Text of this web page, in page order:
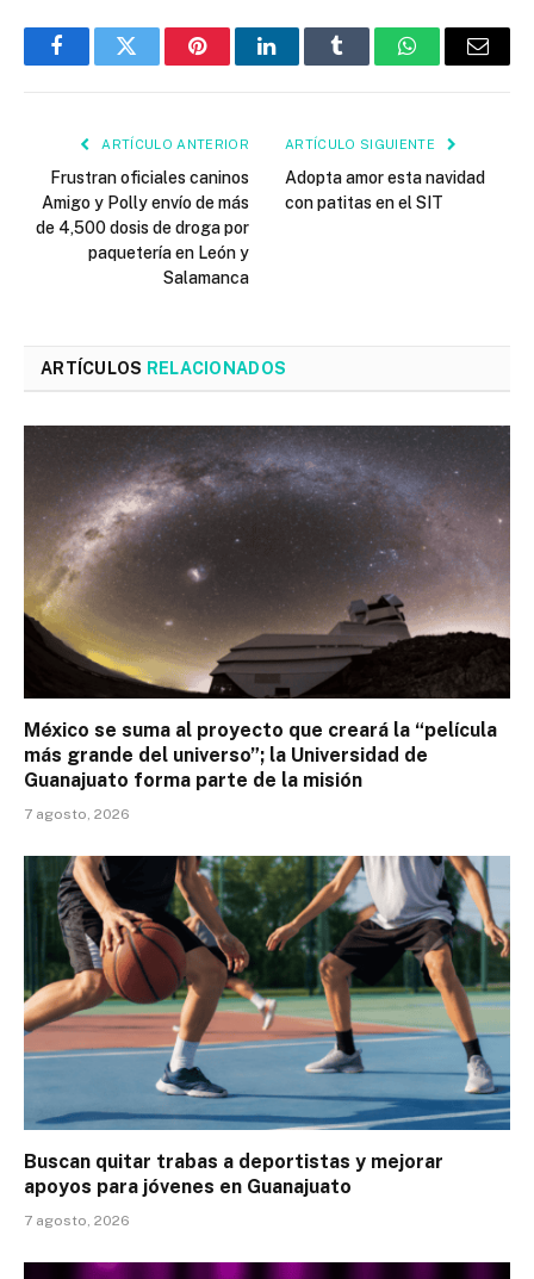
FacebookTwitter PinterestLinkedInTumblr WhatsAppEmail
ARTÍCULO ANTERIOR
Frustran oficiales caninos
Amigo y Polly envío de más
de 4,500 dosis de droga por
paquetería en León y
Salamanca
ARTÍCULO SIGUIENTE
Adopta amor esta navidad
con patitas en el SIT
ARTÍCULOS RELACIONADOS
México se suma al proyecto que creará la “película
más grande del universo”; la Universidad de
Guanajuato forma parte de la misión
7 agosto, 2026
Buscan quitar trabas a deportistas y mejorar
apoyos para jóvenes en Guanajuato
7 agosto, 2026